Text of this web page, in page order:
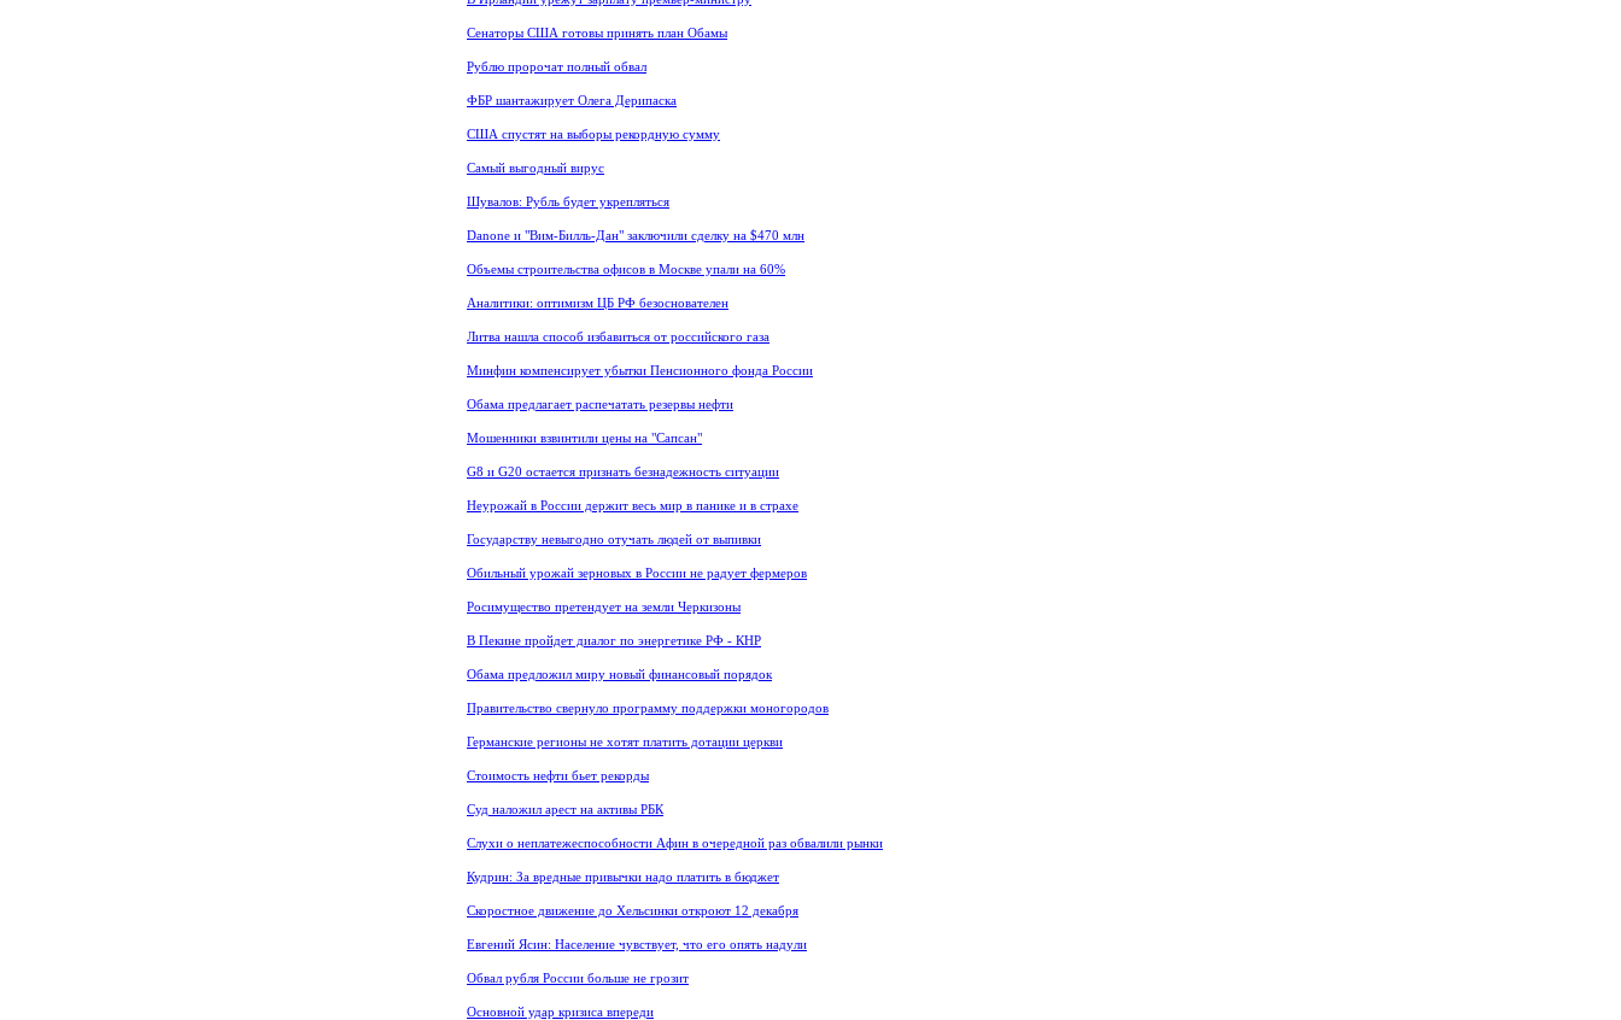
Сенаторы США готовы принять план Обамы
Рублю пророчат полный обвал
ФБР шантажирует Олега Дерипаска
США спустят на выборы рекордную сумму
Самый выгодный вирус
Шувалов: Рубль будет укрепляться
Danone и "Вим-Билль-Дан" заключили сделку на $470 млн
Объемы строительства офисов в Москве упали на 60%
Аналитики: оптимизм ЦБ РФ безоснователен
Литва нашла способ избавиться от российского газа
Минфин компенсирует убытки Пенсионного фонда России
Обама предлагает распечатать резервы нефти
Мошенники взвинтили цены на "Сапсан"
G8 и G20 остается признать безнадежность ситуации
Неурожай в России держит весь мир в панике и в страхе
Государству невыгодно отучать людей от выпивки
Обильный урожай зерновых в России не радует фермеров
Росимущество претендует на земли Черкизоны
В Пекине пройдет диалог по энергетике РФ - КНР
Обама предложил миру новый финансовый порядок
Правительство свернуло программу поддержки моногородов
Германские регионы не хотят платить дотации церкви
Стоимость нефти бьет рекорды
Суд наложил арест на активы РБК
Слухи о неплатежеспособности Афин в очередной раз обвалили рынки
Кудрин: За вредные привычки надо платить в бюджет
Скоростное движение до Хельсинки откроют 12 декабря
Евгений Ясин: Население чувствует, что его опять надули
Обвал рубля России больше не грозит
Основной удар кризиса впереди